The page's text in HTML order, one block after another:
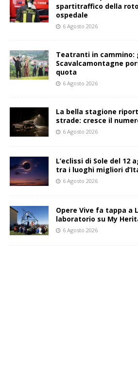
spartitraffico della
ospedale
6 Agosto 2026
Teatranti in cammino:
Scavalcamontagne
quota
6 Agosto 2026
La bella stagione
strade: cresce il
6 Agosto 2026
L’eclissi di Sole del 12
tra i luoghi migliori
6 Agosto 2026
Opere Vive fa tappa a
laboratorio su My
6 Agosto 2026